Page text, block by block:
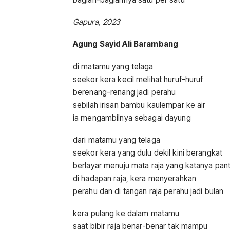
Gapura, 2023
Agung Sayid Ali Barambang
di matamu yang telaga
seekor kera kecil melihat huruf-huruf
berenang-renang jadi perahu
sebilah irisan bambu kaulempar ke air
ia mengambilnya sebagai dayung
dari matamu yang telaga
seekor kera yang dulu dekil kini berangkat
berlayar menuju mata raja yang katanya
di hadapan raja, kera menyerahkan
perahu dan di tangan raja perahu jadi bulan
kera pulang ke dalam matamu
saat bibir raja benar-benar tak mampu